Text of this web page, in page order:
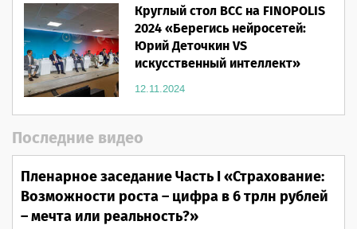
Круглый стол ВСС на FINOPOLIS
2024 «Берегись нейросетей:
Юрий Деточкин VS
искусственный интеллект»
12.11.2024
Последние видео
Пленарное заседание Часть I «Страхование:
Возможности роста – цифра в 6 трлн рублей
– мечта или реальность?»